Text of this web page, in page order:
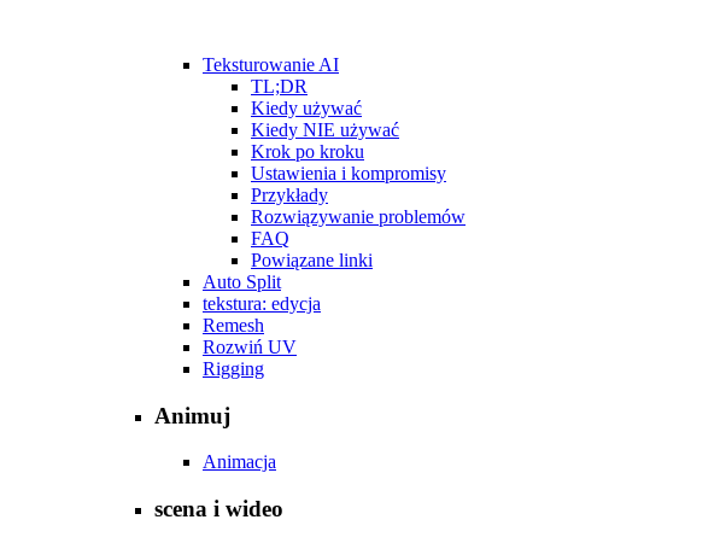
Teksturowanie AI
TL;DR
Kiedy używać
Kiedy NIE używać
Krok po kroku
Ustawienia i kompromisy
Przykłady
Rozwiązywanie problemów
FAQ
Powiązane linki
Auto Split
tekstura: edycja
Remesh
Rozwiń UV
Rigging
Animuj
Animacja
scena i wideo